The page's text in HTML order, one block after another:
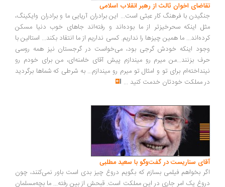
تقاضای اخوان ثالث از رهبر انقلاب اسلامی
جنگیدن با فرهنگ کار عبثی است... این برادران آریایی ما و برادران وایکینگ،
مثل اینکه سحرخیزتر از ما بوده‌اند و رفته‌اند جاهای خوب دنیا مسکن
کرده‌اند... ما همین چیزها را نداریم. کسی نداریم از ما انتقاد بکند... استالین با
وجود اینکه خودش گرجی بود، می‌خواست در گرجستان نیز همه روسی
حرف بزنند...من میرم رو میندازم پیش آقای خامنه‌ای، من برای خودم رو
نینداخته‌ام برای تو و امثال تو میرم رو میندازم... به شرطی که شماها برگردید
در مملکت خودتان خدمت کنید ...
آقای سناریست در گفت‌وگو با سعید مطلبی
اگر بخواهم فیلمی بسازم که بگویم دروغ چیز بدی است باور نمی‌کنند، چون
دروغ یک امر جاری در این مملکت است. قبحش از بین رفته... ما بچه‌مسلمان